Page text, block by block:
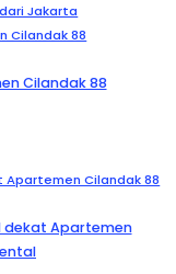
Jakarta
Cilandak 88
Cilandak 88
Cilandak 88
dekat Apartemen